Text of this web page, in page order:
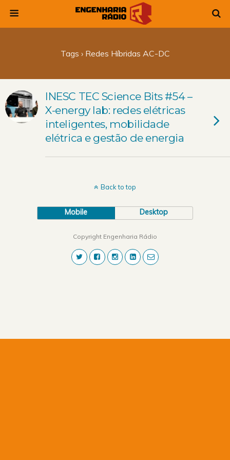
Tags › Redes Híbridas AC-DC
INESC TEC Science Bits #54 –
X-energy lab: redes elétricas
inteligentes, mobilidade
elétrica e gestão de energia
Back to top
Mobile Desktop
Copyright Engenharia Rádio